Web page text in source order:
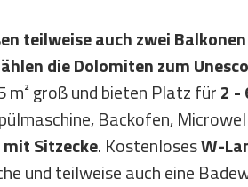
teilweise auch zwei
die Dolomiten zum
m² groß und bieten Platz für2 -
Backofen,
Sitzecke. KostenlosesW-
und teilweise auch eine